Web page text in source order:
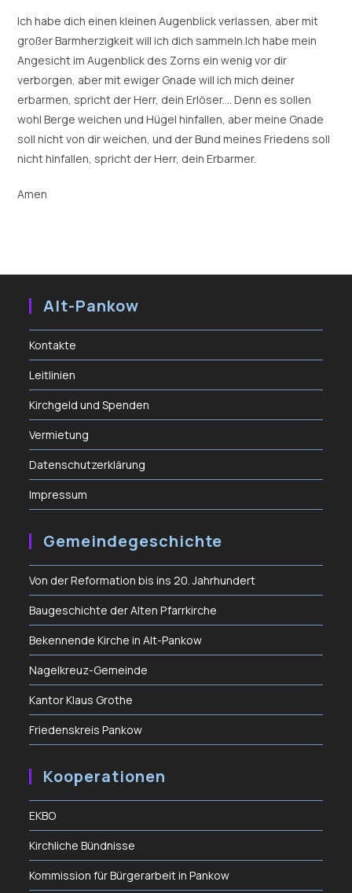
Ich habe dich einen kleinen Augenblick verlassen, aber mit
großer Barmherzigkeit will ich dich sammeln.Ich habe mein
Angesicht im Augenblick des Zorns ein wenig vor dir
verborgen, aber mit ewiger Gnade will ich mich deiner
erbarmen, spricht der Herr, dein Erlöser.… Denn es sollen
wohl Berge weichen und Hügel hinfallen, aber meine Gnade
soll nicht von dir weichen, und der Bund meines Friedens soll
nicht hinfallen, spricht der Herr, dein Erbarmer.
Amen
Alt-Pankow
Kontakte
Leitlinien
Kirchgeld und Spenden
Vermietung
Datenschutzerklärung
Impressum
Gemeindegeschichte
Von der Reformation bis ins 20. Jahrhundert
Baugeschichte der Alten Pfarrkirche
Bekennende Kirche in Alt-Pankow
Nagelkreuz-Gemeinde
Kantor Klaus Grothe
Friedenskreis Pankow
Kooperationen
EKBO
Kirchliche Bündnisse
Kommission für Bürgerarbeit in Pankow